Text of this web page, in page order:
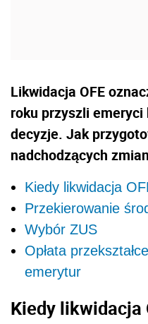
Likwidacja OFE
roku przyszli
decyzje. Jak
nadchodzących
Kiedy likwidacja
Przekierowanie
Wybór ZUS
Opłata
emerytur
Kiedy likwidacja